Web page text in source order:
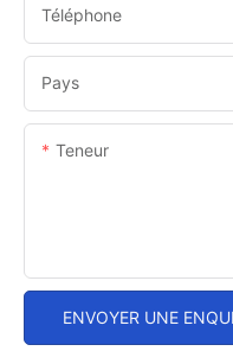
Téléphone
Pays
Teneur
ENVOYER UNE